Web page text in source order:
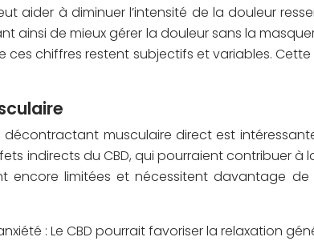
aider à diminuer l’intensité de la douleur
ainsi de mieux gérer la douleur sans la
ces chiffres restent subjectifs et variables.
décontractant musculaire direct est
indirects du CBD, qui pourraient contribuer à
encore limitées et nécessitent davantage
: Le CBD pourrait favoriser la relaxation